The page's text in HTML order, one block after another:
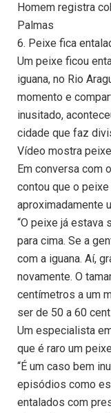
Homem registra
Palmas
6. Peixe fica
Um peixe ficou
iguana, no Rio
momento e
inusitado,
cidade que faz
Vídeo mostra
Em conversa com
contou que o
aproximadamente
“O peixe já estava
para cima. Se a
com a iguana. Aí,
novamente. O
centímetros a um
ser de 50 a 60
Um especialista
que é raro um
“É um caso bem
episódios como
entalados com